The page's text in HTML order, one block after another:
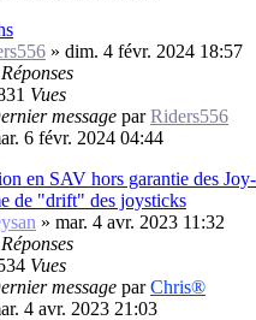
» dim. 4 févr. 2024 18:57
Réponses
Vues
message parRiders556
6 févr. 2024 04:44
en SAV hors garantie des
de "drift" des joysticks
» mar. 4 avr. 2023 11:32
Réponses
Vues
message parChris®
4 avr. 2023 21:03